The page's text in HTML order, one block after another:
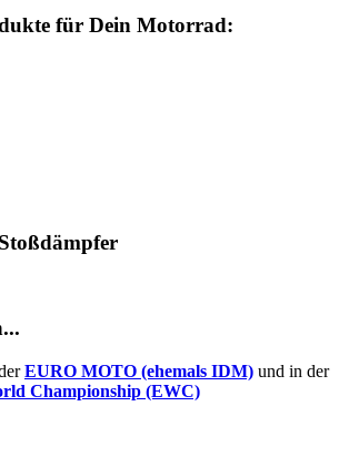
für Dein Motorrad:
EURO MOTO (ehemals IDM) und in der
Championship (EWC)